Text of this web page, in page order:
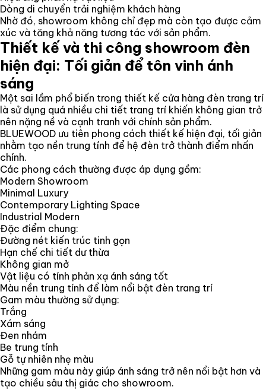
Dòng di chuyển trải nghiệm khách hàng
Nhờ đó, showroom không chỉ đẹp mà còn tạo được cảm
xúc và tăng khả năng tương tác với sản phẩm.
Thiết kế và thi công showroom đèn
hiện đại: Tối giản để tôn vinh ánh
sáng
Một sai lầm phổ biến trong thiết kế cửa hàng đèn trang trí
là sử dụng quá nhiều chi tiết trang trí khiến không gian trở
nên nặng nề và cạnh tranh với chính sản phẩm.
BLUEWOOD ưu tiên phong cách thiết kế hiện đại, tối giản
nhằm tạo nền trung tính để hệ đèn trở thành điểm nhấn
chính.
Các phong cách thường được áp dụng gồm:
Modern Showroom
Minimal Luxury
Contemporary Lighting Space
Industrial Modern
Đặc điểm chung:
Đường nét kiến trúc tinh gọn
Hạn chế chi tiết dư thừa
Không gian mở
Vật liệu có tính phản xạ ánh sáng tốt
Màu nền trung tính để làm nổi bật đèn trang trí
Gam màu thường sử dụng:
Trắng
Xám sáng
Đen nhám
Be trung tính
Gỗ tự nhiên nhẹ màu
Những gam màu này giúp ánh sáng trở nên nổi bật hơn và
tạo chiều sâu thị giác cho showroom.